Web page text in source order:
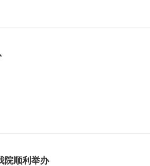
院顺利举办